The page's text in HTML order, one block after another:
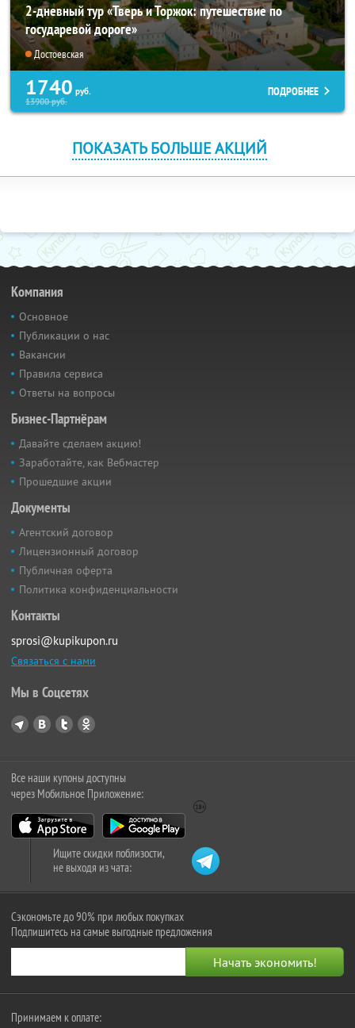
2-дневный тур «Тверь и Торжок: путешествие по
государевой дороге»
Достоевская
1740 руб.
13900руб.
ПОДРОБНЕЕ
ПОКАЗАТЬ БОЛЬШЕ АКЦИЙ
Компания
Основное
Публикации о нас
Вакансии
Правила сервиса
Ответы на вопросы
Бизнес-Партнёрам
Давайте сделаем акцию!
Заработайте, как Вебмастер
Прошедшие акции
Документы
Агентский договор
Лицензионный договор
Публичная оферта
Политика конфиденциальности
Контакты
sprosi@kupikupon.ru
Связаться с нами
Мы в Соцсетях
Все наши купоны доступны
через Мобильное Приложение:
Ищите скидки поблизости,
не выходя из чата:
Сэкономьте до 90% при любых покупках
Подпишитесь на самые выгодные предложения
Принимаем к оплате: